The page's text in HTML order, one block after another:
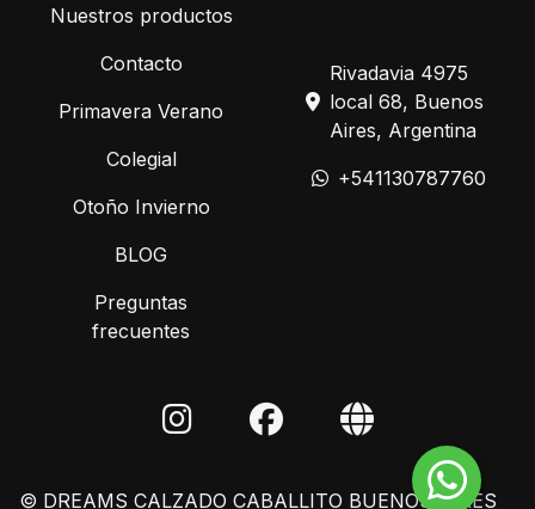
Nuestros productos
Contacto
Primavera Verano
Colegial
Otoño Invierno
BLOG
Preguntas
frecuentes
Rivadavia 4975
local 68, Buenos
Aires, Argentina
+541130787760
© DREAMS CALZADO CABALLITO BUENOS AIRES